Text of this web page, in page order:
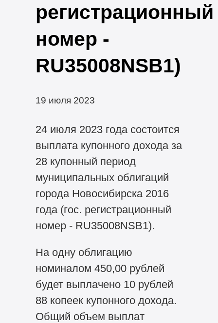
регистрационный
номер -
RU35008NSB1)
19 июля 2023
24 июля 2023 года состоится
выплата купонного дохода за
28 купонный период
муниципальных облигаций
города Новосибирска 2016
года (гос. регистрационный
номер - RU35008NSB1).
На одну облигацию
номиналом 450,00 рублей
будет выплачено 10 рублей
88 копеек купонного дохода.
Общий объем выплат